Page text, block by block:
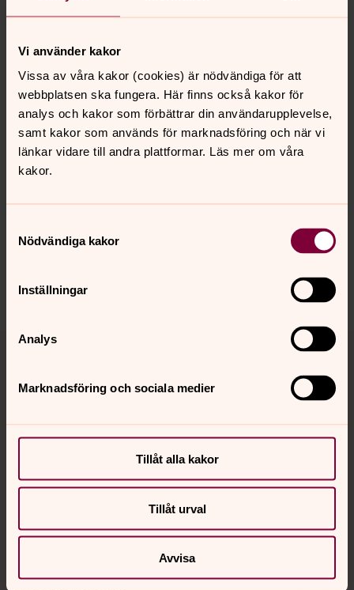
Vi använder kakor
Vissa av våra kakor (cookies) är nödvändiga för att
webbplatsen ska fungera. Här finns också kakor för
analys och kakor som förbättrar din användarupplevelse,
samt kakor som används för marknadsföring och när vi
länkar vidare till andra plattformar. Läs mer om våra
kakor.
Nödvändiga kakor
Inställningar
Analys
Marknadsföring och sociala medier
Tillåt alla kakor
Tillåt urval
Avvisa
innehåll?
Dela
Tillbaka till toppen
Tillbaka till innehållet
Kalender
Hitta snabbt